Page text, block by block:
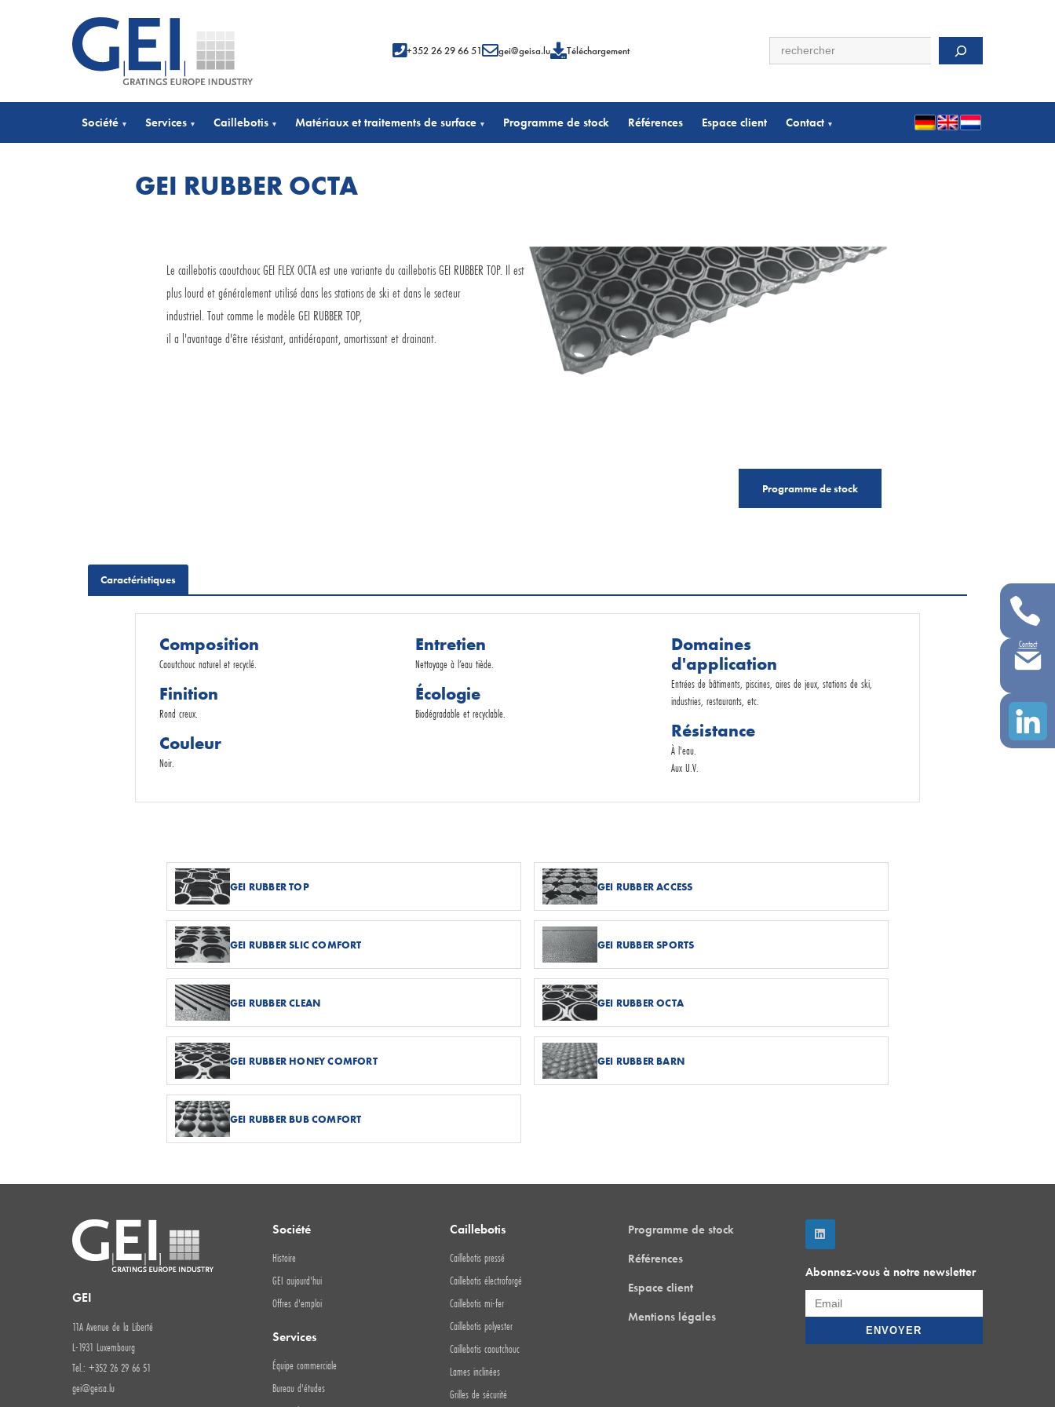
+352 26 29 66 51 gei@geisa.lu Téléchargement Rechercher
Société ▾ Services ▾ Caillebotis ▾ Matériaux et traitements de surface ▾ Programme de stock Références Espace client Contact ▾
GEI RUBBER OCTA
Le caillebotis caoutchouc GEI FLEX OCTA est une variante du caillebotis GEI RUBBER TOP. Il est
plus lourd et généralement utilisé dans les stations de ski et dans le secteur
industriel. Tout comme le modèle GEI RUBBER TOP,
il a l'avantage d'être résistant, antidérapant, amortissant et drainant.
Programme de stock
Caractéristiques
Composition
Caoutchouc naturel et recyclé.
Finition
Rond creux.
Couleur
Noir.
Entretien
Nettoyage à l’eau tiède.
Écologie
Biodégradable et recyclable.
Domaines
d'application
Entrées de bâtiments, piscines, aires de jeux, stations de ski,
industries, restaurants, etc.
Résistance
À l'eau.
Aux U.V.
GEI RUBBER TOP GEI RUBBER ACCESS
GEI RUBBER SLIC COMFORT GEI RUBBER SPORTS
GEI RUBBER CLEAN GEI RUBBER OCTA
GEI RUBBER HONEY COMFORT GEI RUBBER BARN
GEI RUBBER BUB COMFORT
GEI
11A Avenue de la Liberté
L-1931 Luxembourg
Tel.: +352 26 29 66 51
gei@geisa.lu
Société
Histoire
GEI aujourd'hui
Offres d'emploi
Services
Équipe commerciale
Bureau d'études
Caillebotis
Caillebotis pressé
Caillebotis électroforgé
Caillebotis mi-fer
Caillebotis polyester
Caillebotis caoutchouc
Lames inclinées
Grilles de sécurité
Programme de stock
Références
Espace client
Mentions légales
Abonnez-vous à notre newsletter
Contact